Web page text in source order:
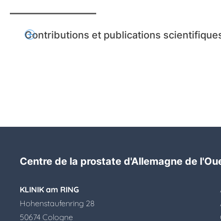
add
Contributions et publications
Centre de la prostate d'Allemagne de
KLINIK am RING
Hohenstaufenring 28
50674 Cologne